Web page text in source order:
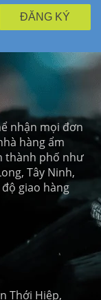
ĐĂNG KÝ
nhận mọi đơn
hàng ẩm
thành phố như
Tây Ninh,
giao hàng
Thới Hiêp,